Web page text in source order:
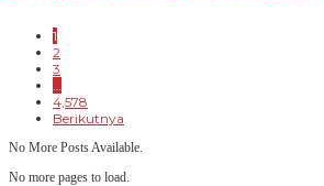
1
2
3
4,578
Berikutnya
No More Posts Available.
No more pages to load.